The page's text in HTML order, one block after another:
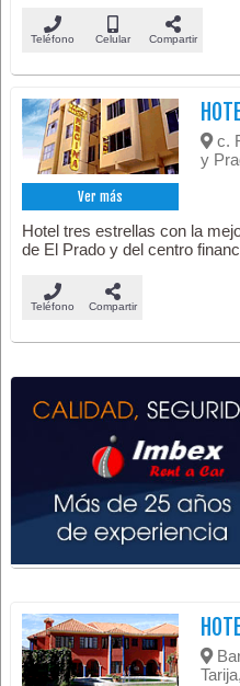
Teléfono Celular Compartir
Ver más
c.
y
Hotel tres estrellas con la
de El Prado y del centro
Teléfono Compartir
Tarija,